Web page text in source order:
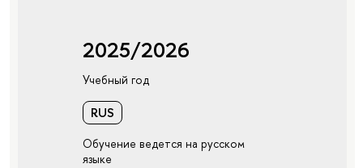
2025/2026
Учебный год
RUS
Обучение ведется на русском
языке